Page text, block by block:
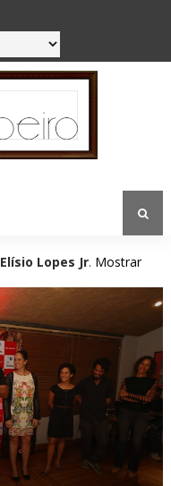
Elísio Lopes Jr. Mostrar